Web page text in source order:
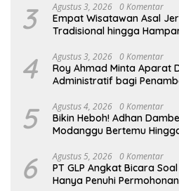
3 Agustus 3, 2026 0 Komentar
Empat Wisatawan Asal
Tradisional hingga
4 Agustus 3, 2026 0 Komentar
Roy Ahmad Minta Aparat
Administratif bagi
5 Agustus 4, 2026 0 Komentar
Bikin Heboh! Adhan
Modanggu Bertemu
6 Agustus 5, 2026 0 Komentar
PT GLP Angkat Bicara
Hanya Penuhi Permohonan